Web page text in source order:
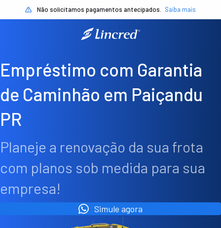
Não solicitamos pagamentos antecipados. Saiba mais
Empréstimo com Garantia
de Caminhão em Paiçandu
PR
Planeje a renovação da sua frota
com planos sob medida para sua
empresa!
Simule agora